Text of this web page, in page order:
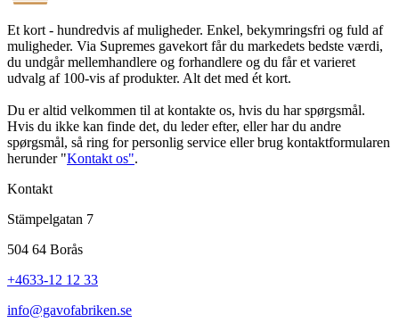
Et kort - hundredvis af muligheder. Enkel, bekymringsfri og fuld af
muligheder. Via Supremes gavekort får du markedets bedste værdi,
du undgår mellemhandlere og forhandlere og du får et varieret
udvalg af 100-vis af produkter. Alt det med ét kort.
Du er altid velkommen til at kontakte os, hvis du har spørgsmål.
Hvis du ikke kan finde det, du leder efter, eller har du andre
spørgsmål, så ring for personlig service eller brug kontaktformularen
herunder "Kontakt os".
Kontakt
Stämpelgatan 7
504 64 Borås
+4633-12 12 33
info@gavofabriken.se